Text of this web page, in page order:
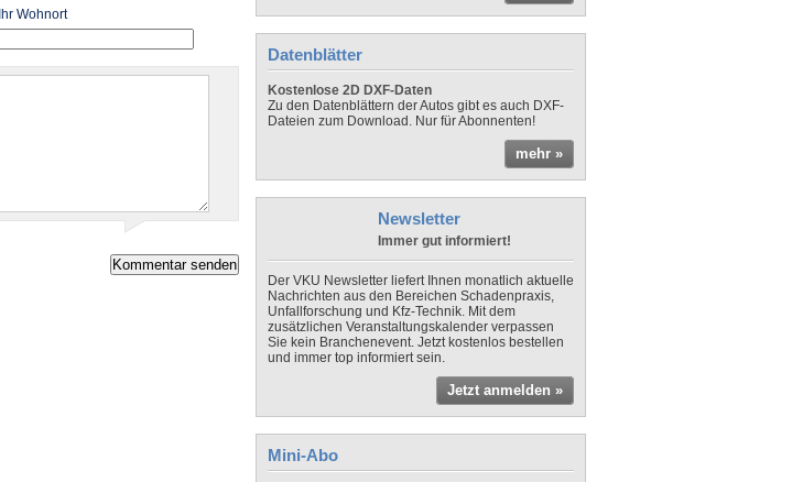
Ihr Wohnort
Datenblätter
Kostenlose 2D DXF-Daten
Zu den Datenblättern der Autos gibt es auch DXF-
Dateien zum Download. Nur für Abonnenten!
mehr »
Newsletter
Immer gut informiert!
Der VKU Newsletter liefert Ihnen monatlich aktuelle
Nachrichten aus den Bereichen Schadenpraxis,
Unfallforschung und Kfz-Technik. Mit dem
zusätzlichen Veranstaltungskalender verpassen
Sie kein Branchenevent. Jetzt kostenlos bestellen
und immer top informiert sein.
Jetzt anmelden »
Mini-Abo